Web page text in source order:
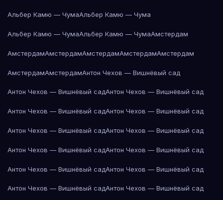
Альбер Камю — ЧумаАльбер Камю — Чума
Альбер Камю — ЧумаАльбер Камю — ЧумаАмстердам
АмстердамАмстердамАмстердамАмстердамАмстердам
АмстердамАмстердамАнтон Чехов — Вишнёвый сад
Антон Чехов — Вишнёвый садАнтон Чехов — Вишнёвый сад
Антон Чехов — Вишнёвый садАнтон Чехов — Вишнёвый сад
Антон Чехов — Вишнёвый садАнтон Чехов — Вишнёвый сад
Антон Чехов — Вишнёвый садАнтон Чехов — Вишнёвый сад
Антон Чехов — Вишнёвый садАнтон Чехов — Вишнёвый сад
Антон Чехов — Вишнёвый садАнтон Чехов — Вишнёвый сад